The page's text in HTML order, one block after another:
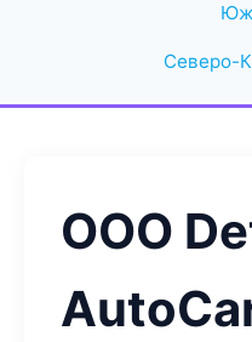
Северо-
ООО